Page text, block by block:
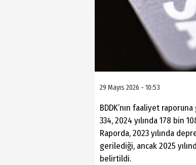
29 Mayıs 2026 - 10:53
BDDK’nın faaliyet
334, 2024 yılında 178 bin
Raporda, 2023 yılında
gerilediği, ancak 2025
belirtildi.